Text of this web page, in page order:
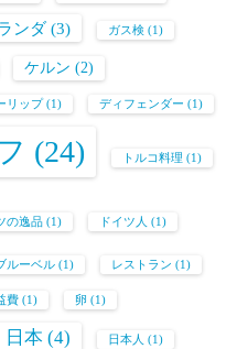
ンダ(3) ガス検 (1)
ケルン (2)
リップ(1) ディフェンダー (1)
(24) トルコ料理 (1)
の逸品 (1) ドイツ人 (1)
ルーベル (1) レストラン (1)
費 (1) 卵 (1)
日本 (4) 日本人 (1)